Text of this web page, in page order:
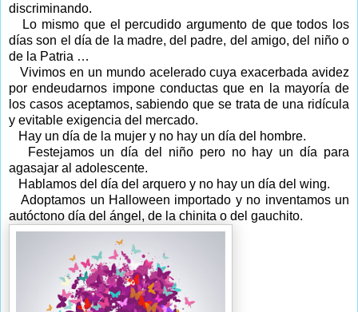
discriminando.
Lo mismo que el percudido argumento de que todos los
días son el día de la madre, del padre, del amigo, del niño o
de la Patria …
Vivimos en un mundo acelerado cuya exacerbada avidez
por endeudarnos impone conductas que en la mayoría de
los casos aceptamos, sabiendo que se trata de una ridícula
y evitable exigencia del mercado.
Hay un día de la mujer y no hay un día del hombre.
Festejamos un día del niño pero no hay un día para
agasajar al adolescente.
Hablamos del día del arquero y no hay un día del wing.
Adoptamos un Halloween importado y no inventamos un
autóctono día del ángel, de la chinita o del gauchito.